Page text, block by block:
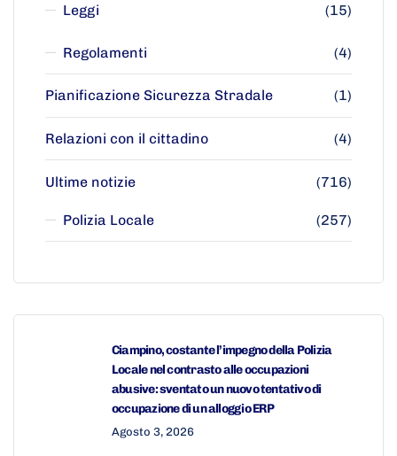
Leggi (15)
Regolamenti (4)
Pianificazione Sicurezza Stradale (1)
Relazioni con il cittadino (4)
Ultime notizie (716)
Polizia Locale (257)
Ciampino, costante l’impegno della Polizia
Locale nel contrasto alle occupazioni
abusive: sventato un nuovo tentativo di
occupazione di un alloggio ERP
Agosto 3, 2026